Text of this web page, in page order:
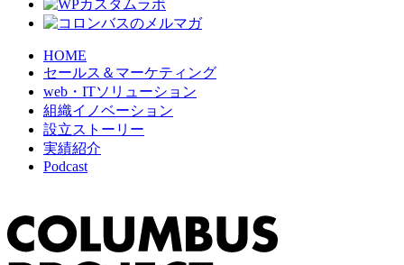
HOME
セールス＆マーケティング
web・ITソリューション
組織イノベーション
設立ストーリー
実績紹介
Podcast